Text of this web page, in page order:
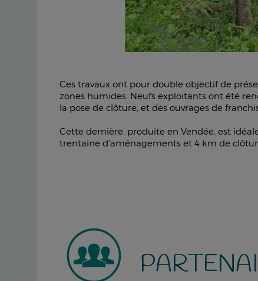
Ces travaux ont pour double objectif de
zones humides. Neufs exploitants ont été
la pose de clôture, et des ouvrages de
Cette dernière, produite en Vendée, est
trentaine d’aménagements et 4 km de